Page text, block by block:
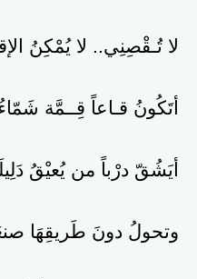
لا تُـقْصِنِي.. لا يُمْكِنُ
أتَكُونُ قـاعاً قِــمَّة
أيَشُقّ درْباً من يُعيْقُ
وتحولُ دونَ طَريقِهَا